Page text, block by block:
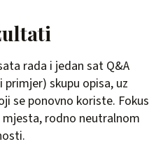
rada i jedan sat Q&A
skupu opisa, uz
se ponovno koriste. Fokus
mjesta, rodno neutralnom